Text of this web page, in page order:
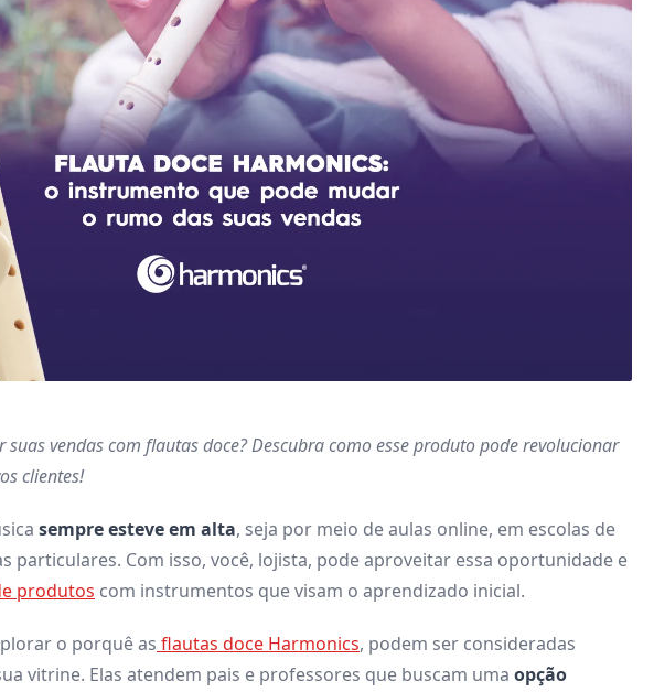
vendas com flautas doce? Descubra como esse produto pode revolucionar
clientes!
sempre esteve em alta, seja por meio de aulas online, em escolas de
particulares. Com isso, você, lojista, pode aproveitar essa oportunidade e
produtos com instrumentos que visam o aprendizado inicial.
o porquê as flautas doce Harmonics, podem ser consideradas
vitrine. Elas atendem pais e professores que buscam uma opção